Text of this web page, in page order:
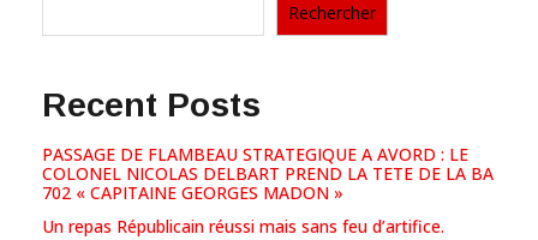
Rechercher
Recent Posts
PASSAGE DE FLAMBEAU STRATEGIQUE A AVORD : LE
COLONEL NICOLAS DELBART PREND LA TETE DE LA BA
702 « CAPITAINE GEORGES MADON »
Un repas Républicain réussi mais sans feu d’artifice.